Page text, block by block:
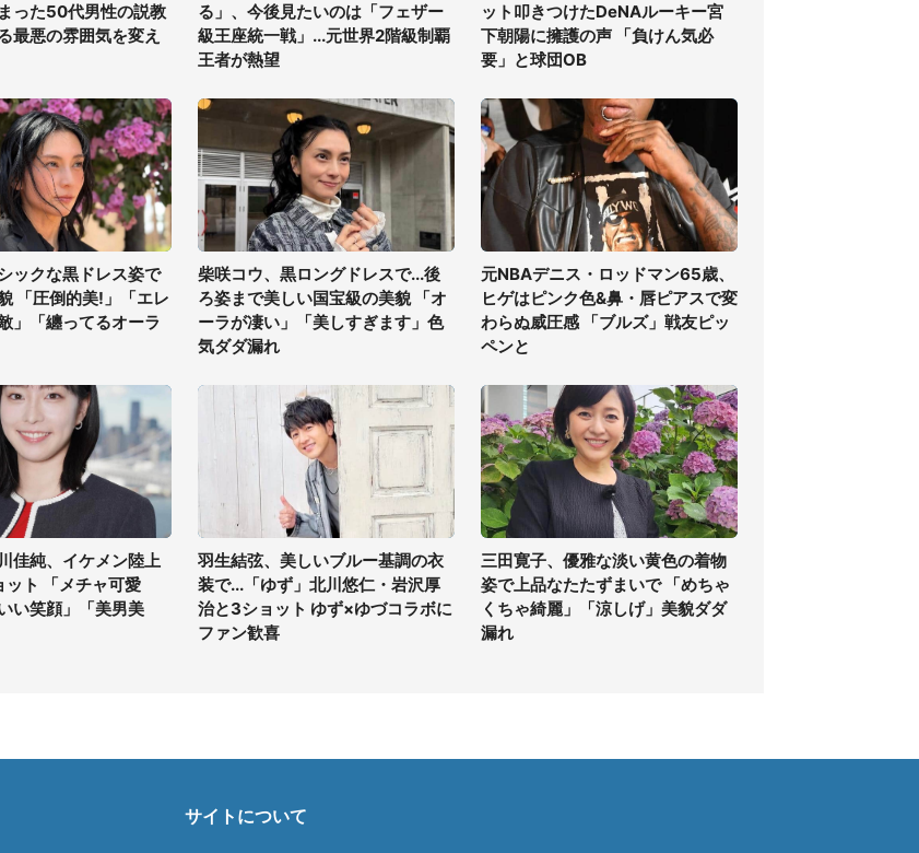
った50代男性の説教
最悪の雰囲気を変え
る」、今後見たいのは「フェザー
級王座統一戦」...元世界2階級制覇
王者が熱望
ット叩きつけたDeNAルーキー宮
下朝陽に擁護の声 「負けん気必
要」と球団OB
ックな黒ドレス姿で
「圧倒的美!」「エレ
」「纏ってるオーラ
柴咲コウ、黒ロングドレスで...後
ろ姿まで美しい国宝級の美貌 「オ
ーラが凄い」「美しすぎます」色
気ダダ漏れ
元NBAデニス・ロッドマン65歳、
ヒゲはピンク色&鼻・唇ピアスで変
わらぬ威圧感 「ブルズ」戦友ピッ
ペンと
佳純、イケメン陸上
ット 「メチャ可愛
い笑顔」「美男美
羽生結弦、美しいブルー基調の衣
装で...「ゆず」北川悠仁・岩沢厚
治と3ショット ゆず×ゆづコラボに
ファン歓喜
三田寛子、優雅な淡い黄色の着物
姿で上品なたたずまいで 「めちゃ
くちゃ綺麗」「涼しげ」美貌ダダ
漏れ
サイトについて